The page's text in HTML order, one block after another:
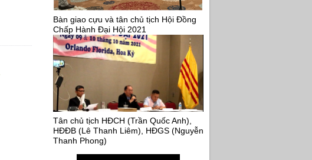
Bàn giao cựu và tân chủ tịch Hội Đồng
Chấp Hành Đại Hội 2021
Tân chủ tịch HĐCH (Trần Quốc Anh),
HĐĐB (Lê Thanh Liêm), HĐGS (Nguyễn
Thanh Phong)